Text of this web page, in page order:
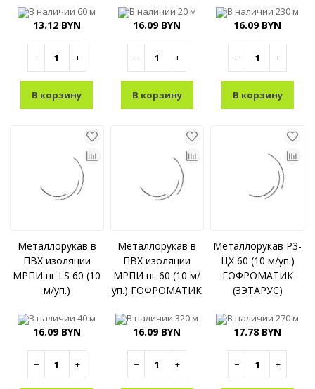
В наличии 60 м
13.12 BYN
− +
В корзину
В наличии 20 м
16.09 BYN
− +
В корзину
В наличии230 м
16.09 BYN
− +
В корзину
Металлорукав в
ПВХ изоляции
МРПИ нг LS 60 (10
м/уп.)
(ЗЭТАРУС)
В наличии40 м
16.09 BYN
− +
Металлорукав в
ПВХ изоляции
МРПИ нг 60 (10 м/
уп.) ГОФРОМАТИК
В наличии320 м
16.09 BYN
− +
Металлорукав Р3-
ЦХ 60 (10 м/уп.)
ГОФРОМАТИК
(ЗЭТАРУС)
В наличии270 м
17.78 BYN
− +